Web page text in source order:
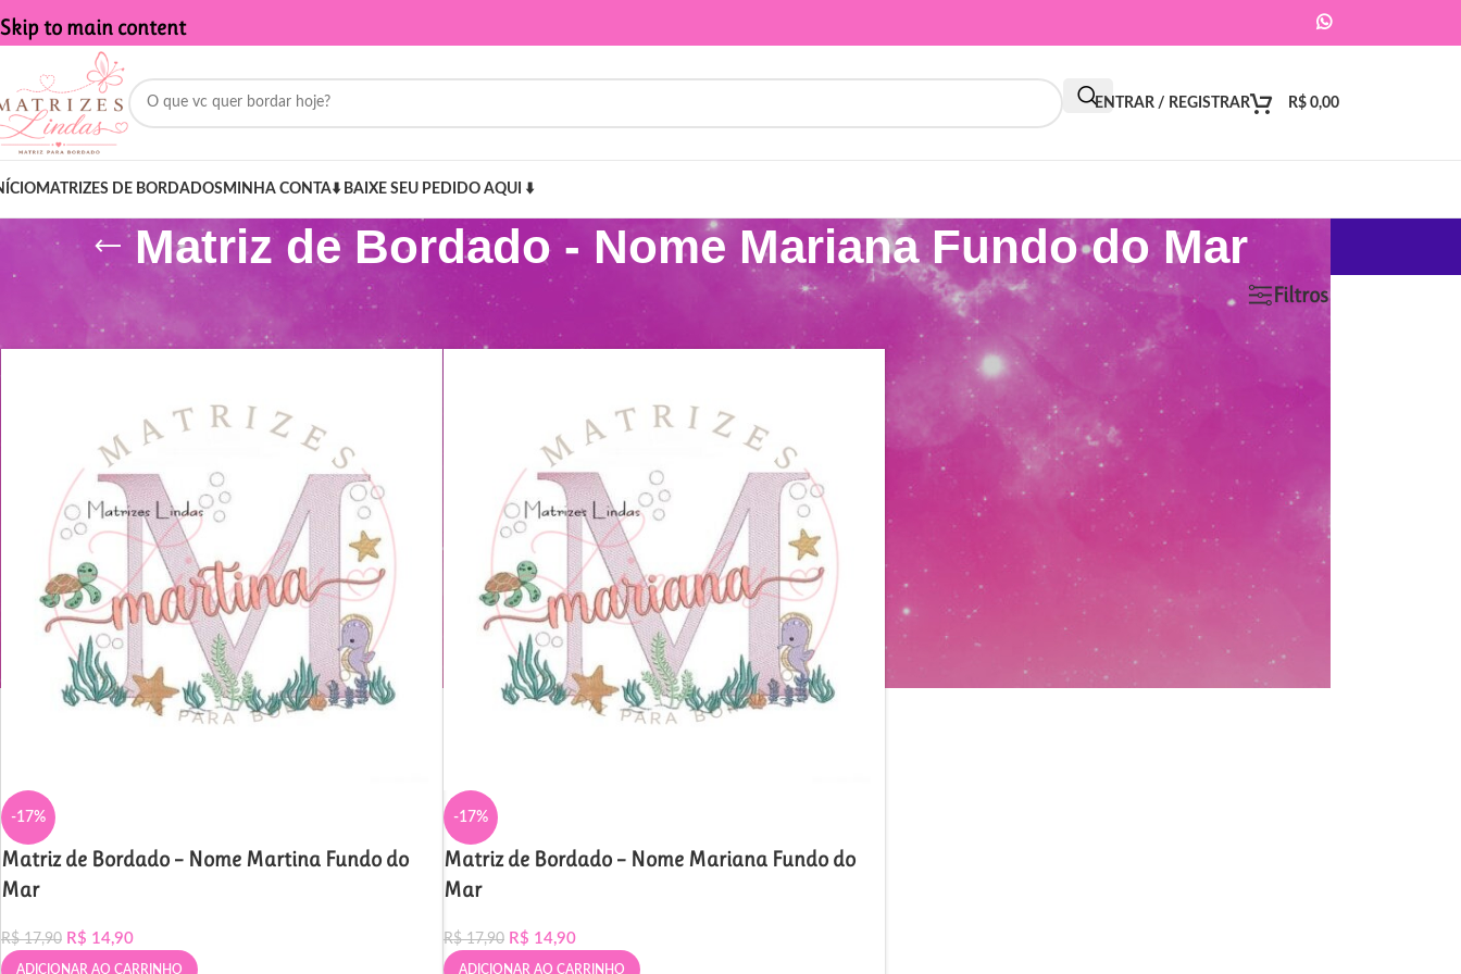
Skip to main content
ENTRAR / REGISTRAR R$ 0,00
MATRIZES DE BORDADOSMINHA CONTA⬇️ BAIXE SEU PEDIDO AQUI ⬇️
Matriz de Bordado - Nome Mariana Fundo do Mar
Produtos marcados com a tag “Matriz de Bordado - Nome Mariana Fundo do Mar” Mostrar 9 18 24 Filtros
-17%
Matriz de Bordado – Nome Martina Fundo do
Mar
R$17,90 R$ 14,90
ADICIONAR AO CARRINHO
-17%
Matriz de Bordado – Nome Mariana Fundo do
Mar
R$17,90 R$ 14,90
ADICIONAR AO CARRINHO